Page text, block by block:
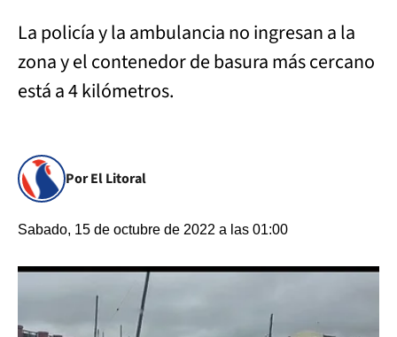
La policía y la ambulancia no ingresan a la
zona y el contenedor de basura más cercano
está a 4 kilómetros.
Por El Litoral
Sabado, 15 de octubre de 2022 a las 01:00